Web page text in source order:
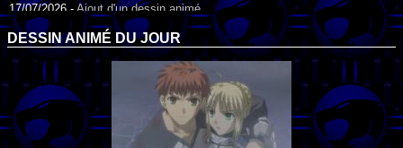
17/07/2026 - Ajout d'un dessin animé
Ajout du dessin animé Heidi (1995) dans la liste.
09/07/2026 -Ajout d'un dessin animé
Ajout du dessin animé Genki l'Aventurier de la Chance (2006) dans la
04/07/2026 -Ajout d'un dessin animé
Ajout du dessin animé Vilain Petit Canard (2000) dans la liste.
04/07/2026 -Ajout d'un dessin animé
DESSIN ANIMÉ DU JOUR